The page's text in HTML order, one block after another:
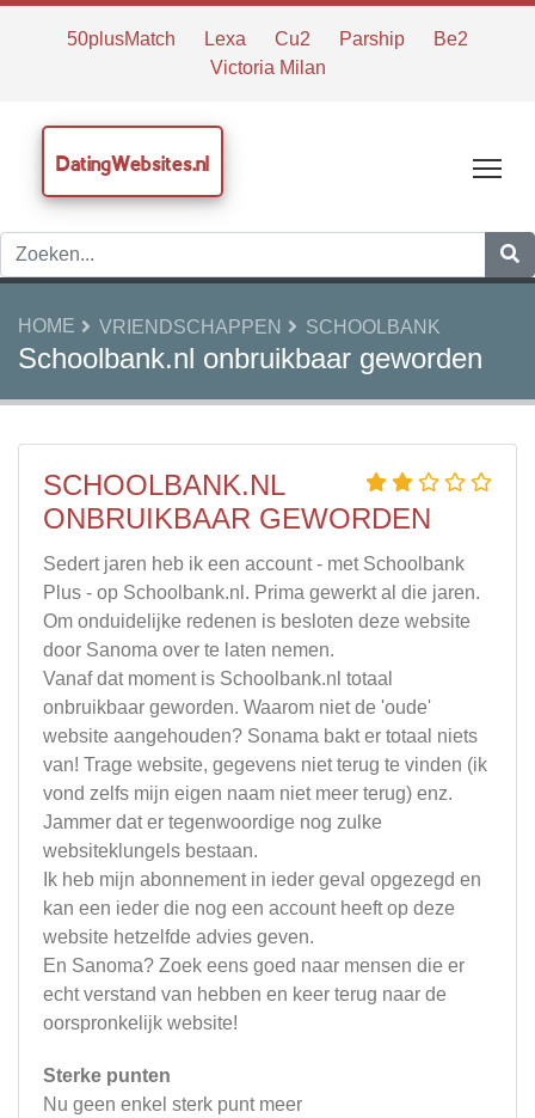
50plusMatch Lexa Cu2 Parship
Be2
Victoria Milan
DatingWebsites.nl
HOME VRIENDSCHAPPEN SCHOOLBANK
Schoolbank.nl onbruikbaar geworden
SCHOOLBANK.NL
ONBRUIKBAAR GEWORDEN
Sedert jaren heb ik een account - met Schoolbank
Plus - op Schoolbank.nl. Prima gewerkt al die jaren.
Om onduidelijke redenen is besloten deze website
door Sanoma over te laten nemen.
Vanaf dat moment is Schoolbank.nl totaal
onbruikbaar geworden. Waarom niet de 'oude'
website aangehouden? Sonama bakt er totaal niets
van! Trage website, gegevens niet terug te vinden (ik
vond zelfs mijn eigen naam niet meer terug) enz.
Jammer dat er tegenwoordige nog zulke
websiteklungels bestaan.
Ik heb mijn abonnement in ieder geval opgezegd en
kan een ieder die nog een account heeft op deze
website hetzelfde advies geven.
En Sanoma? Zoek eens goed naar mensen die er
echt verstand van hebben en keer terug naar de
oorspronkelijk website!
Sterke punten
Nu geen enkel sterk punt meer